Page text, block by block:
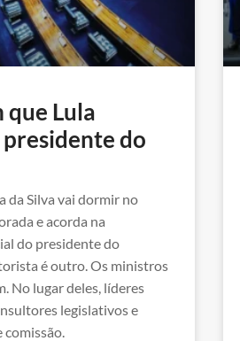
que Lula
do
da Silva vai dormir no
e acorda na
do presidente do
é outro. Os ministros
No lugar deles, líderes
legislativos e